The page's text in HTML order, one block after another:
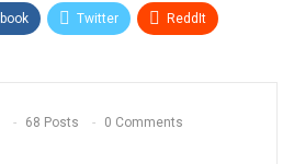
Twitter ReddIt
68 Posts 0 Comments